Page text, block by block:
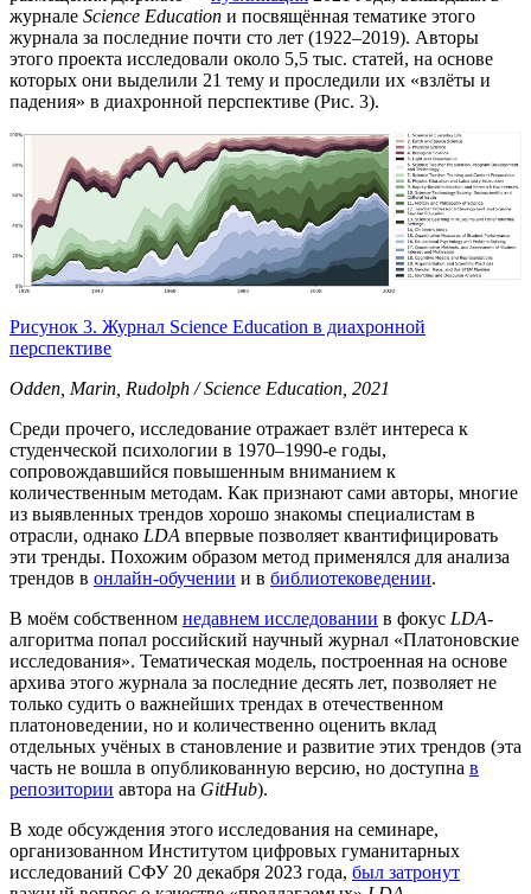
журнале Science Education и посвящённая тематике этого
журнала за последние почти сто лет (1922–2019). Авторы
этого проекта исследовали около 5,5 тыс. статей, на основе
которых они выделили 21 тему и проследили их «взлёты и
падения» в диахронной перспективе (Рис. 3).
Рисунок 3. Журнал Science Education в диахронной
перспективе
Odden, Marin, Rudolph / Science Education, 2021
Среди прочего, исследование отражает взлёт интереса к
студенческой психологии в 1970–1990-е годы,
сопровождавшийся повышенным вниманием к
количественным методам. Как признают сами авторы, многие
из выявленных трендов хорошо знакомы специалистам в
отрасли, однако LDA впервые позволяет квантифицировать
эти тренды. Похожим образом метод применялся для анализа
трендов в онлайн-обучении и в библиотековедении.
В моём собственном недавнем исследовании в фокус LDA-
алгоритма попал российский научный журнал «Платоновские
исследования». Тематическая модель, построенная на основе
архива этого журнала за последние десять лет, позволяет не
только судить о важнейших трендах в отечественном
платоноведении, но и количественно оценить вклад
отдельных учёных в становление и развитие этих трендов (эта
часть не вошла в опубликованную версию, но доступна в
репозитории автора на GitHub).
В ходе обсуждения этого исследования на семинаре,
организованном Институтом цифровых гуманитарных
исследований СФУ 20 декабря 2023 года, был затронут